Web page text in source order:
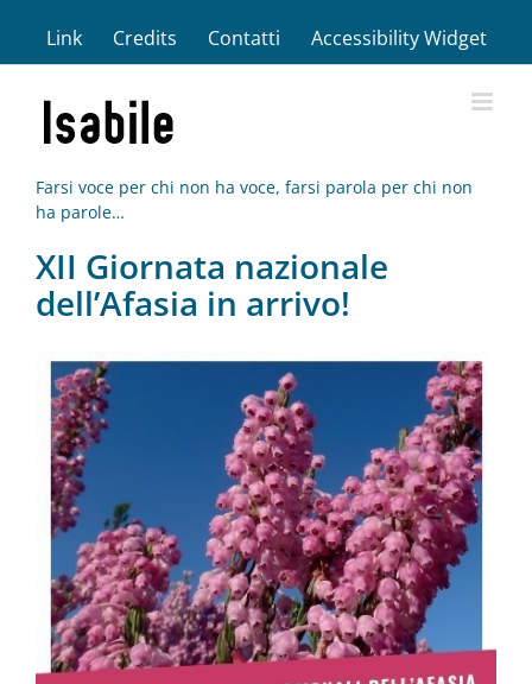
contenuto
Link Credits Contatti Accessibility Widget
Farsi voce per chi non ha voce, farsi parola per chi non
ha parole…
XII Giornata nazionale
dell’Afasia in arrivo!